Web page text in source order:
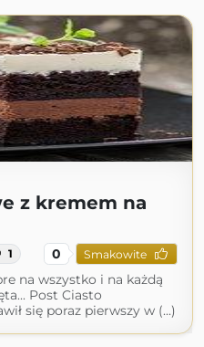
z kremem na
1 0 Smakowite
na wszystko i na każdą
Post Ciasto
się poraz pierwszy w (...)